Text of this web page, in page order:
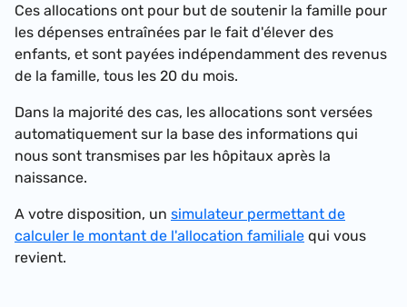
Ces allocations ont pour but de soutenir la famille pour
les dépenses entraînées par le fait d'élever des
enfants, et sont payées indépendamment des revenus
de la famille, tous les 20 du mois.
Dans la majorité des cas, les allocations sont versées
automatiquement sur la base des informations qui
nous sont transmises par les hôpitaux après la
naissance.
A votre disposition, un simulateur permettant de
calculer le montant de l'allocation familiale qui vous
revient.